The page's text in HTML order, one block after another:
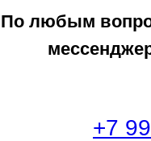
По любым
+7